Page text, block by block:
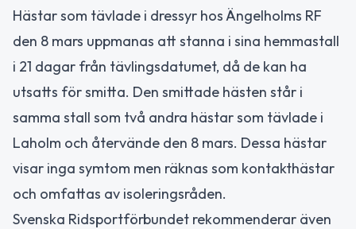
Hästar som tävlade i dressyr hos Ängelholms RF
den 8 mars uppmanas att stanna i sina hemmastall
i 21 dagar från tävlingsdatumet, då de kan ha
utsatts för smitta. Den smittade hästen står i
samma stall som två andra hästar som tävlade i
Laholm och återvände den 8 mars. Dessa hästar
visar inga symtom men räknas som kontakthästar
och omfattas av isoleringsråden.
Svenska Ridsportförbundet rekommenderar även